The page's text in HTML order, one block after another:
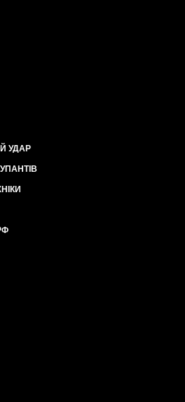
УДАР